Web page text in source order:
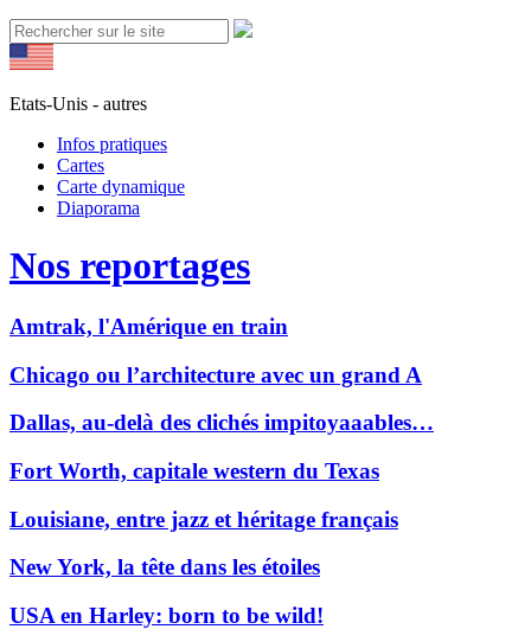
Etats-Unis - autres
Infos pratiques
Cartes
Carte dynamique
Diaporama
Nos reportages
Amtrak, l'Amérique en train
Chicago ou l’architecture avec un grand A
Dallas, au-delà des clichés impitoyaaables…
Fort Worth, capitale western du Texas
Louisiane, entre jazz et héritage français
New York, la tête dans les étoiles
USA en Harley: born to be wild!